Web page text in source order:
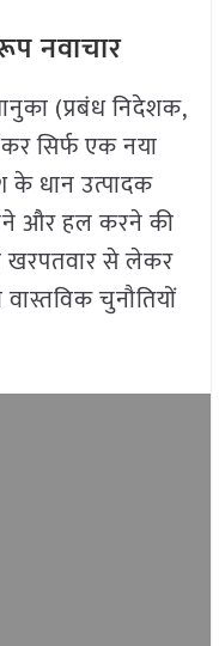
नवाचार
(प्रबंध निदेशक,
सिर्फ एक नया
के धान उत्पादक
और हल करने की
खरपतवार से लेकर
चुनौतियों